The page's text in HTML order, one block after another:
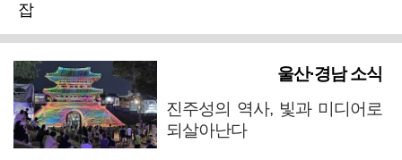
잡
울산·경남 소식
진주성의 역사, 빛과 미디어로
되살아난다